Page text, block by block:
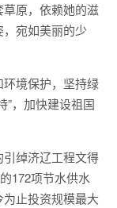
原，依赖她的滋
宛如美丽的少
境保护，坚持绿
”，加快建设祖国
绰济辽工程文得
172项节水供水
止投资规模最大